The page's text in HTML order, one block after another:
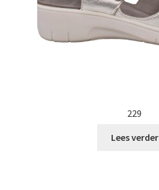
229
Lees verder